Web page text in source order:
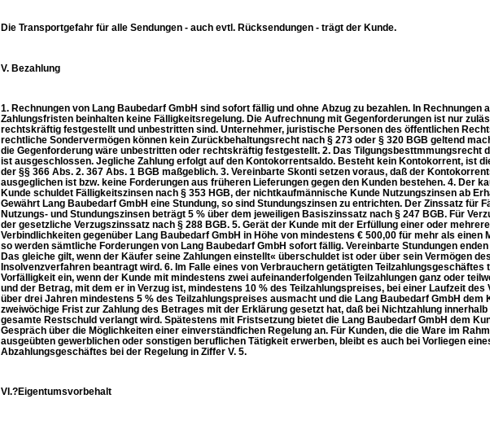
Die Transportgefahr für alle Sendungen - auch evtl. Rücksendungen - trägt der Kunde.
V. Bezahlung
1. Rechnungen von Lang Baubedarf GmbH sind sofort fällig und ohne Abzug zu bezahlen. In Rechnungen
Zahlungsfristen beinhalten keine Fälligkeitsregelung. Die Aufrechnung mit Gegenforderungen ist nur
rechtskräftig festgestellt und unbestritten sind. Unternehmer, juristische Personen des öffentlichen
rechtliche Sondervermögen können kein Zurückbehaltungsrecht nach § 273 oder § 320 BGB geltend
die Gegenforderung wäre unbestritten oder rechtskräftig festgestellt. 2. Das Tilgungsbesttmmungsrecht
ist ausgeschlossen. Jegliche Zahlung erfolgt auf den Kontokorrentsaldo. Besteht kein Kontokorrent, ist
der §§ 366 Abs. 2. 367 Abs. 1 BGB maßgeblich. 3. Vereinbarte Skonti setzen voraus, daß der
ausgeglichen ist bzw. keine Forderungen aus früheren Lieferungen gegen den Kunden bestehen. 4. Der
Kunde schuldet Fälligkeitszinsen nach § 353 HGB, der nichtkaufmännische Kunde Nutzungszinsen ab
Gewährt Lang Baubedarf GmbH eine Stundung, so sind Stundungszinsen zu entrichten. Der Zinssatz für
Nutzungs- und Stundungszinsen beträgt 5 % über dem jeweiligen Basiszinssatz nach § 247 BGB. Für
der gesetzliche Verzugszinssatz nach § 288 BGB. 5. Gerät der Kunde mit der Erfüllung einer oder mehrere
Verbindlichkeiten gegenüber Lang Baubedarf GmbH in Höhe von mindestens € 500,00 für mehr als einen
so werden sämtliche Forderungen von Lang Baubedarf GmbH sofort fällig. Vereinbarte Stundungen
Das gleiche gilt, wenn der Käufer seine Zahlungen einstellt« überschuldet ist oder über sein Vermögen des
Insolvenzverfahren beantragt wird. 6. Im Falle eines von Verbrauchern getätigten Teilzahlungsgeschäftes
Vorfälligkeit ein, wenn der Kunde mit mindestens zwei aufeinanderfolgenden Teilzahlungen ganz oder
und der Betrag, mit dem er in Verzug ist, mindestens 10 % des Teilzahlungspreises, bei einer Laufzeit des
über drei Jahren mindestens 5 % des Teilzahlungspreises ausmacht und die Lang Baubedarf GmbH dem
zweiwöchige Frist zur Zahlung des Betrages mit der Erklärung gesetzt hat, daß bei Nichtzahlung
gesamte Restschuld verlangt wird. Spätestens mit Fristsetzung bietet die Lang Baubedarf GmbH dem
Gespräch über die Möglichkeiten einer einverständfichen Regelung an. Für Kunden, die die Ware im
ausgeübten gewerblichen oder sonstigen beruflichen Tätigkeit erwerben, bleibt es auch bei Vorliegen
Abzahlungsgeschäftes bei der Regelung in Ziffer V. 5.
VI.?Eigentumsvorbehalt